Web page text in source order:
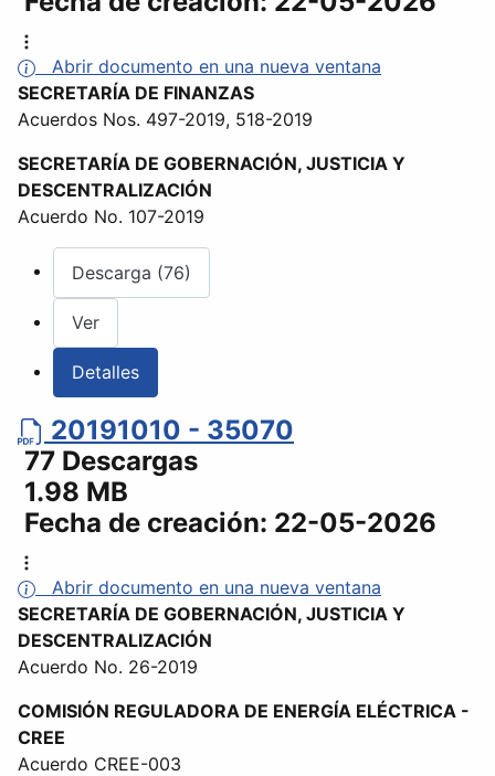
Abrir documento en una nueva ventana
SECRETARÍA DE FINANZAS
Acuerdos Nos. 497-2019, 518-2019
SECRETARÍA DE GOBERNACIÓN, JUSTICIA Y
DESCENTRALIZACIÓN
Acuerdo No. 107-2019
Descarga (76)
Ver
Detalles
20191010 - 35070
77 Descargas
1.98 MB
Fecha de creación: 22-05-2026
Abrir documento en una nueva ventana
SECRETARÍA DE GOBERNACIÓN, JUSTICIA Y
DESCENTRALIZACIÓN
Acuerdo No. 26-2019
COMISIÓN REGULADORA DE ENERGÍA ELÉCTRICA -
CREE
Acuerdo CREE-003